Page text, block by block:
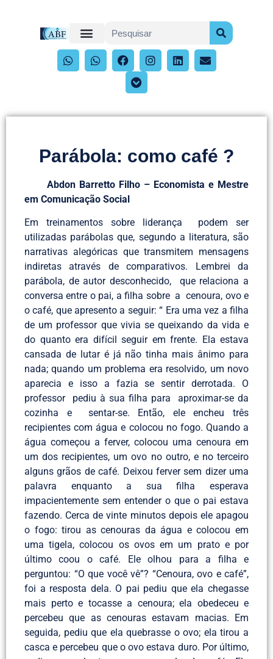
Parábola: como café ?
Abdon Barretto Filho – Economista e Mestre
em Comunicação Social
Em treinamentos sobre liderança podem ser
utilizadas parábolas que, segundo a literatura, são
narrativas alegóricas que transmitem mensagens
indiretas através de comparativos. Lembrei da
parábola, de autor desconhecido, que relaciona a
conversa entre o pai, a filha sobre a cenoura, ovo e
o café, que apresento a seguir: “ Era uma vez a filha
de um professor que vivia se queixando da vida e
do quanto era difícil seguir em frente. Ela estava
cansada de lutar é já não tinha mais ânimo para
nada; quando um problema era resolvido, um novo
aparecia e isso a fazia se sentir derrotada. O
professor pediu à sua filha para aproximar-se da
cozinha e sentar-se. Então, ele encheu três
recipientes com água e colocou no fogo. Quando a
água começou a ferver, colocou uma cenoura em
um dos recipientes, um ovo no outro, e no terceiro
alguns grãos de café. Deixou ferver sem dizer uma
palavra enquanto a sua filha esperava
impacientemente sem entender o que o pai estava
fazendo. Cerca de vinte minutos depois ele apagou
o fogo: tirou as cenouras da água e colocou em
uma tigela, colocou os ovos em um prato e por
último coou o café. Ele olhou para a filha e
perguntou: “O que você vê”? “Cenoura, ovo e café”,
foi a resposta dela. O pai pediu que ela chegasse
mais perto e tocasse a cenoura; ela obedeceu e
percebeu que as cenouras estavam macias. Em
seguida, pediu que ela quebrasse o ovo; ela tirou a
casca e percebeu que o ovo estava duro. Por último,